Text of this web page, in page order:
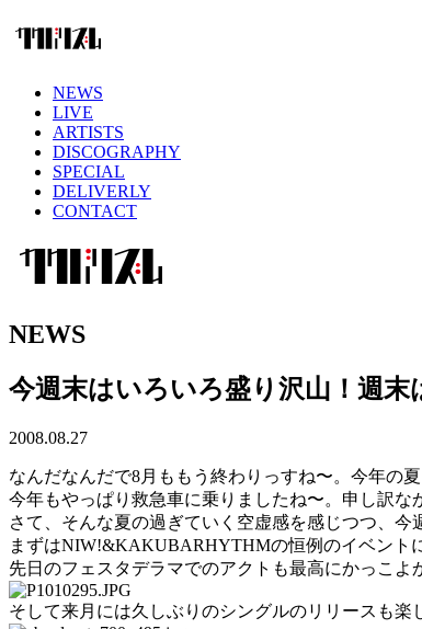
NEWS
LIVE
ARTISTS
DISCOGRAPHY
SPECIAL
DELIVERLY
CONTACT
NEWS
今週末はいろいろ盛り沢山！週末
2008.08.27
なんだなんだで8月ももう終わりっすね〜。今年の
今年もやっぱり救急車に乗りましたね〜。申し訳な
さて、そんな夏の過ぎていく空虚感を感じつつ、今
まずはNIW!&KAKUBARHYTHMの恒例のイベント
先日のフェスタデラマでのアクトも最高にかっこよ
そして来月には久しぶりのシングルのリリースも楽